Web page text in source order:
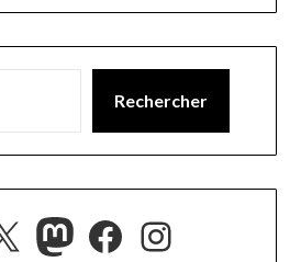
Rechercher
Mastodon
Facebook